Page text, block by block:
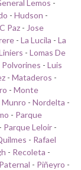
Lemos -
- Hudson -
Paz - Jose
- La Lucila - La
- Lomas De
Polvorines - Luis
- Mataderos -
- Monte
Munro - Nordelta -
- Parque
- Parque Leloir -
- Rafael
- Recoleta -
Paternal - Piñeyro -